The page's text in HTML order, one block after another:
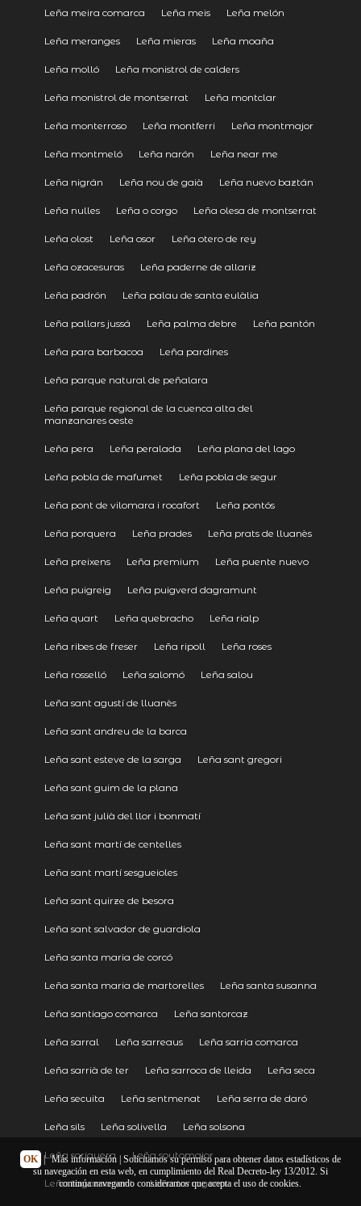
Leña meira comarca Leña meis Leña melón
Leña meranges Leña mieras Leña moaña
Leña molló Leña monistrol de calders
Leña monistrol de montserrat Leña montclar
Leña monterroso Leña montferri Leña montmajor
Leña montmeló Leña narón Leña near me
Leña nigrán Leña nou de gaià Leña nuevo baztán
Leña nulles Leña o corgo Leña olesa de montserrat
Leña olost Leña osor Leña otero de rey
Leña ozacesuras Leña paderne de allariz
Leña padrón Leña palau de santa eulàlia
Leña pallars jussá Leña palma debre Leña pantón
Leña para barbacoa Leña pardines
Leña parque natural de peñalara
Leña parque regional de la cuenca alta del
manzanares oeste
Leña pera Leña peralada Leña plana del lago
Leña pobla de mafumet Leña pobla de segur
Leña pont de vilomara i rocafort Leña pontós
Leña porquera Leña prades Leña prats de lluanès
Leña preixens Leña premium Leña puente nuevo
Leña puigreig Leña puigverd dagramunt
Leña quart Leña quebracho Leña rialp
Leña ribes de freser Leña ripoll Leña roses
Leña rosselló Leña salomó Leña salou
Leña sant agustí de lluanès
Leña sant andreu de la barca
Leña sant esteve de la sarga Leña sant gregori
Leña sant guim de la plana
Leña sant julià del llor i bonmatí
Leña sant martí de centelles
Leña sant martí sesgueioles
Leña sant quirze de besora
Leña sant salvador de guardiola
Leña santa maria de corcó
Leña santa maria de martorelles Leña santa susanna
Leña santiago comarca Leña santorcaz
Leña sarral Leña sarreaus Leña sarria comarca
Leña sarrià de ter Leña sarroca de lleida Leña seca
Leña secuita Leña sentmenat Leña serra de daró
Leña sils Leña solivella Leña solsona
Leña soriguera Leña soutomaior
Leña tagamanent Leña tarragona
OK | Más información| Solicitamos su permiso para obtener datos estadísticos de
su navegación en esta web, en cumplimiento del Real Decreto-ley 13/2012. Si
continúa navegando consideramos que acepta el uso de cookies.